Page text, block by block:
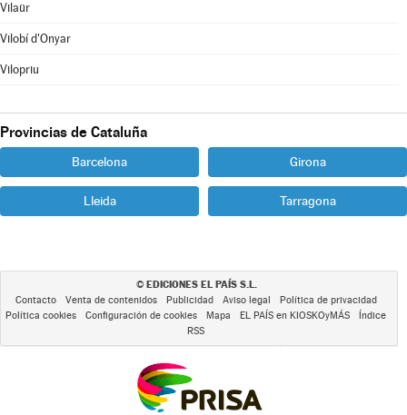
Vilaür
Vilobí d'Onyar
Vilopriu
Provincias de Cataluña
Barcelona Girona
Lleida Tarragona
© EDICIONES EL PAÍS S.L.
Contacto Venta de contenidos Publicidad Aviso legal
Política de privacidad
Política cookies
Configuración de cookies Mapa EL PAÍS en KIOSKOyMÁS
Índice
RSS